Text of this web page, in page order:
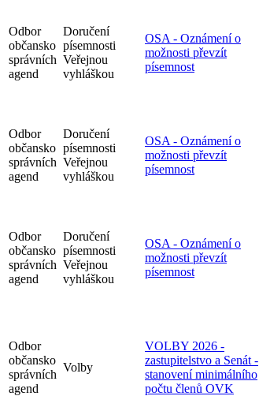
Odbor
občansko
správních
agend
Doručení
písemnosti
Veřejnou
vyhláškou
OSA - Oznámení o
možnosti převzít
písemnost
Odbor
občansko
správních
agend
Doručení
písemnosti
Veřejnou
vyhláškou
OSA - Oznámení o
možnosti převzít
písemnost
Odbor
občansko
správních
agend
Doručení
písemnosti
Veřejnou
vyhláškou
OSA - Oznámení o
možnosti převzít
písemnost
Odbor
občansko
správních
agend
Volby
VOLBY 2026 -
zastupitelstvo a Senát -
stanovení minimálního
počtu členů OVK